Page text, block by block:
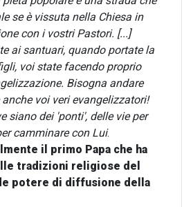
se è vissuta nella Chiesa in
con i vostri Pastori. [...]
ai santuari, quando portate la
voi state facendo proprio
Bisogna andare
voi veri evangelizzatori!
siano dei 'ponti', delle vie per
camminare con Lui.
il primo Papa che ha
tradizioni religiose del
potere di diffusione della